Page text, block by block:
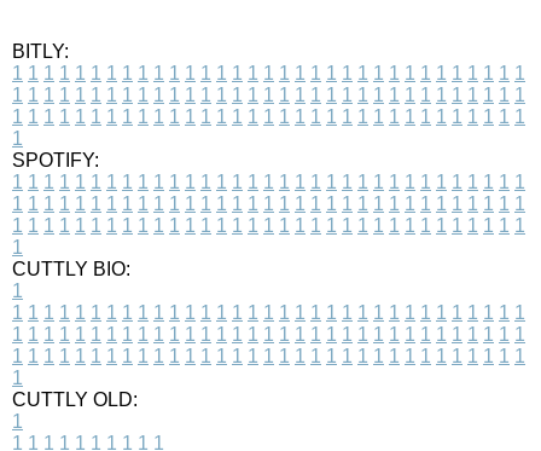
BITLY:
1 1 1 1 1 1 1 1 1 1 1 1 1 1 1 1 1 1 1 1 1 1 1 1 1 1 1 1 1 1 1 1 1
1 1 1 1 1 1 1 1 1 1 1 1 1 1 1 1 1 1 1 1 1 1 1 1 1 1 1 1 1 1 1 1 1
1 1 1 1 1 1 1 1 1 1 1 1 1 1 1 1 1 1 1 1 1 1 1 1 1 1 1 1 1 1 1 1 1
1
SPOTIFY:
1 1 1 1 1 1 1 1 1 1 1 1 1 1 1 1 1 1 1 1 1 1 1 1 1 1 1 1 1 1 1 1 1
1 1 1 1 1 1 1 1 1 1 1 1 1 1 1 1 1 1 1 1 1 1 1 1 1 1 1 1 1 1 1 1 1
1 1 1 1 1 1 1 1 1 1 1 1 1 1 1 1 1 1 1 1 1 1 1 1 1 1 1 1 1 1 1 1 1
1
CUTTLY BIO:
1
1 1 1 1 1 1 1 1 1 1 1 1 1 1 1 1 1 1 1 1 1 1 1 1 1 1 1 1 1 1 1 1 1
1 1 1 1 1 1 1 1 1 1 1 1 1 1 1 1 1 1 1 1 1 1 1 1 1 1 1 1 1 1 1 1 1
1 1 1 1 1 1 1 1 1 1 1 1 1 1 1 1 1 1 1 1 1 1 1 1 1 1 1 1 1 1 1 1 1
1
CUTTLY OLD:
1
1 1 1 1 1 1 1 1 1 1